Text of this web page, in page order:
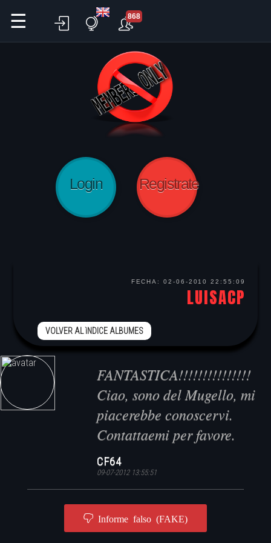
868
☰
Login Registrate
FECHA:02-06-2010 22:55:09
LUISACP
VOLVER AL ìNDICE ALBUMES
FANTASTICA!!!!!!!!!!!!!!!
Ciao, sono del Mugello, mi
piacerebbe conoscervi.
Contattaemi per favore.
CF64
09-07-2012 13:55:51
Informe falso (FAKE)